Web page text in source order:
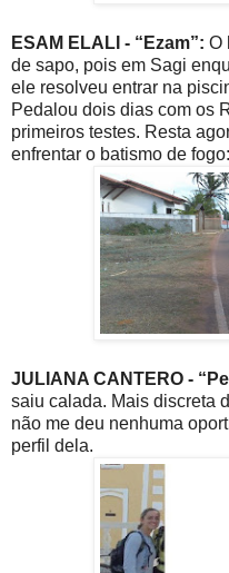
ESAM ELALI - “Ezam”: O
de sapo, pois em Sagi
ele resolveu entrar na
Pedalou dois dias com os
primeiros testes. Resta
enfrentar o batismo de
JULIANA CANTERO -
saiu calada. Mais discreta
não me deu nenhuma
perfil dela.